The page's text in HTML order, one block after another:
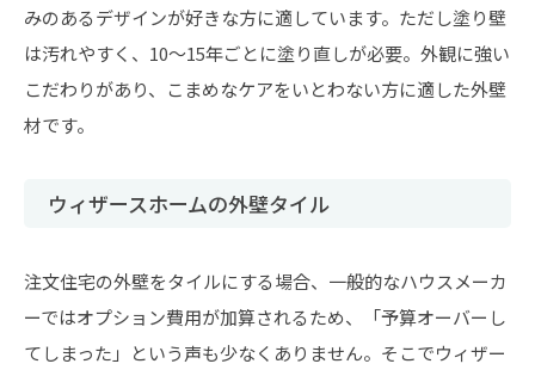
みのあるデザインが好きな方に適しています。ただし塗り壁
は汚れやすく、10〜15年ごとに塗り直しが必要。外観に強い
こだわりがあり、こまめなケアをいとわない方に適した外壁
材です。
ウィザースホームの外壁タイル
注文住宅の外壁をタイルにする場合、一般的なハウスメーカ
ーではオプション費用が加算されるため、「予算オーバーし
てしまった」という声も少なくありません。そこでウィザー